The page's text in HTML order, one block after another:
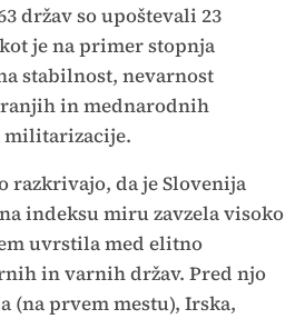
držav so upoštevali 23
je na primer stopnja
stabilnost, nevarnost
in mednarodnih
razkrivajo, da je Slovenija
indeksu miru zavzela visoko
uvrstila med elitno
in varnih držav. Pred njo
(na prvem mestu), Irska,